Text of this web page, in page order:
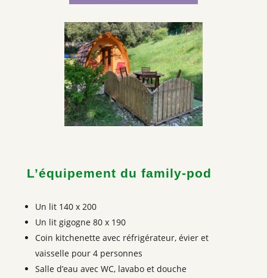
L’équipement du family-pod
Un lit 140 x 200
Un lit gigogne 80 x 190
Coin kitchenette avec réfrigérateur, évier et
vaisselle pour 4 personnes
Salle d’eau avec WC, lavabo et douche